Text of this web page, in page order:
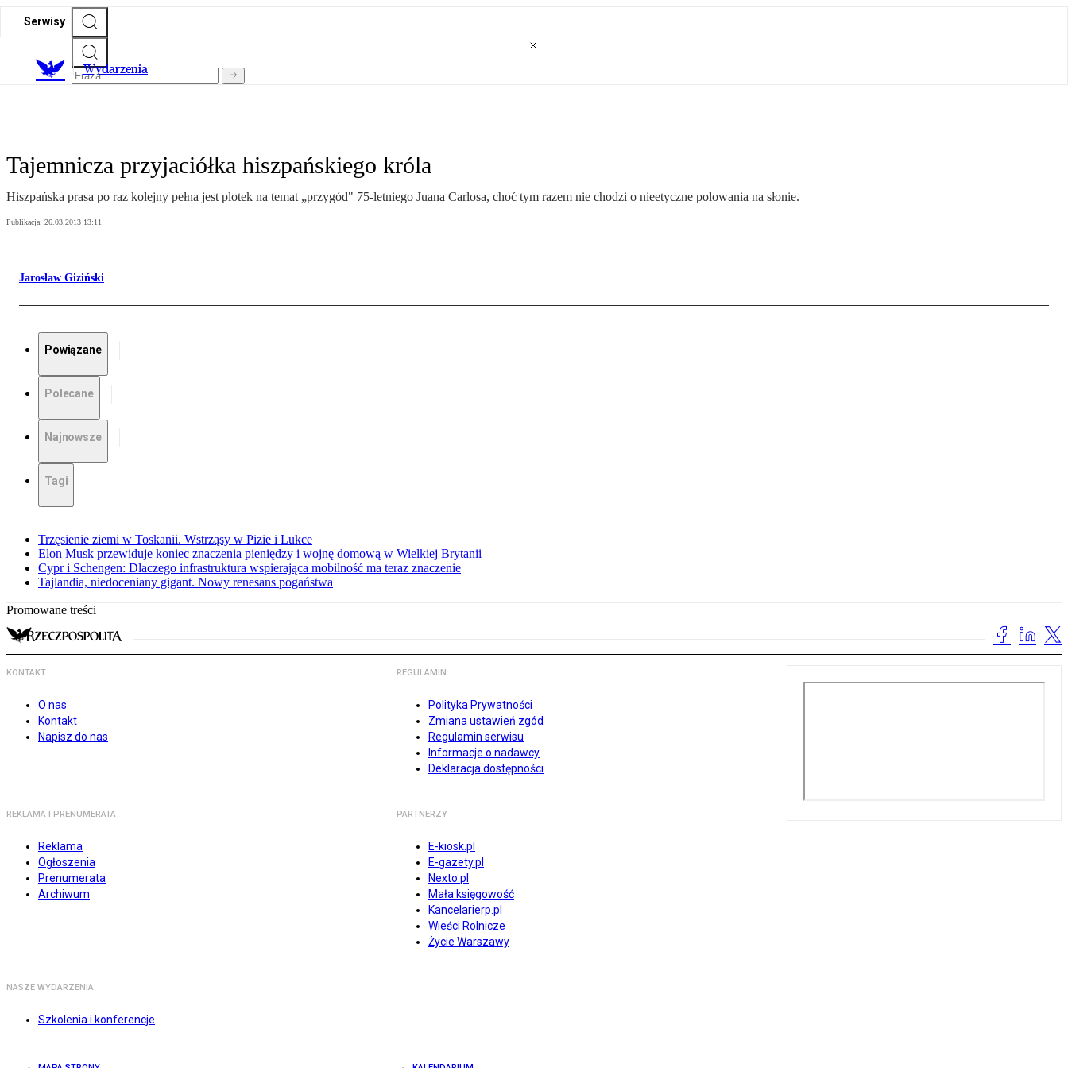
Serwisy
Wydarzenia
Tajemnicza przyjaciółka hiszpańskiego króla
Hiszpańska prasa po raz kolejny pełna jest plotek na temat „przygód" 75-letniego Juana Carlosa, choć tym razem nie chodzi o nieetyczne polowania na słonie.
Publikacja: 26.03.2013 13:11
Jarosław Giziński
Powiązane
Polecane
Najnowsze
Tagi
Trzęsienie ziemi w Toskanii. Wstrząsy w Pizie i Lukce
Elon Musk przewiduje koniec znaczenia pieniędzy i wojnę domową w Wielkiej Brytanii
Cypr i Schengen: Dlaczego infrastruktura wspierająca mobilność ma teraz znaczenie
Tajlandia, niedoceniany gigant. Nowy renesans pogaństwa
Promowane treści
KONTAKT
O nas
Kontakt
Napisz do nas
REGULAMIN
Polityka Prywatności
Zmiana ustawień zgód
Regulamin serwisu
Informacje o nadawcy
Deklaracja dostępności
REKLAMA I PRENUMERATA
Reklama
Ogłoszenia
Prenumerata
Archiwum
PARTNERZY
E-kiosk.pl
E-gazety.pl
Nexto.pl
Mała księgowość
Kancelarierp.pl
Wieści Rolnicze
Życie Warszawy
NASZE WYDARZENIA
Szkolenia i konferencje